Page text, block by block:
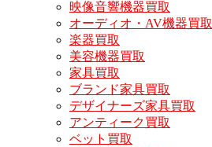
映像音響機器買取
オーディオ・AV機器買取
楽器買取
美容機器買取
家具買取
ブランド家具買取
デザイナーズ家具買取
アンティーク買取
ベット買取